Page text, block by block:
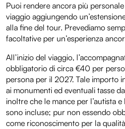
Puoi rendere ancora più
viaggio aggiungendo
alla fine del tour. Prevediamo
facoltative per un’esperienza
All’inizio del viaggio,
obbligatorio di circa €40 per
persona per il 2027. Tale importo
ai monumenti ed eventuali tasse
inoltre che le mance per l’autista
sono incluse; pur non essendo
come riconoscimento per la